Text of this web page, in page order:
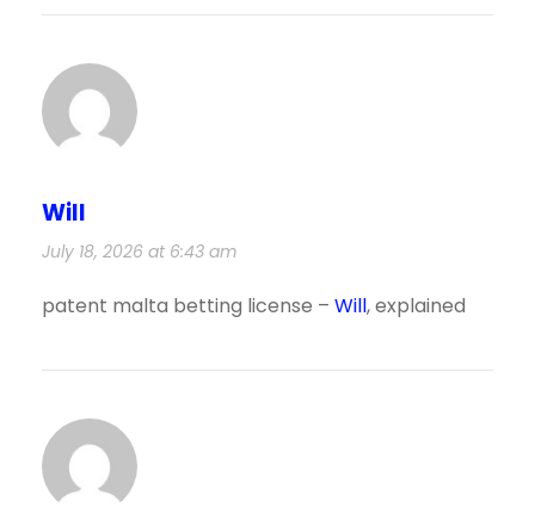
Will
July 18, 2026 at 6:43 am
patent malta betting license – Will, explained